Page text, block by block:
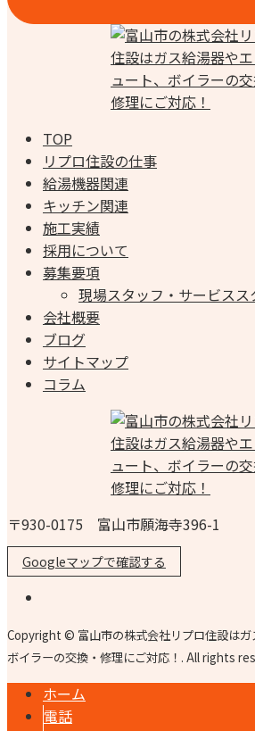
TOP
リプロ住設の仕事
給湯機器関連
キッチン関連
施工実績
採用について
募集要項
現場スタッフ・サービスス
会社概要
ブログ
サイトマップ
コラム
〒930-0175 富山市願海寺396-1
Googleマップで確認する
Copyright © 富山市の株式会社リプロ住設はガ
ボイラーの交換・修理にご対応！. All rights
ホーム
電話